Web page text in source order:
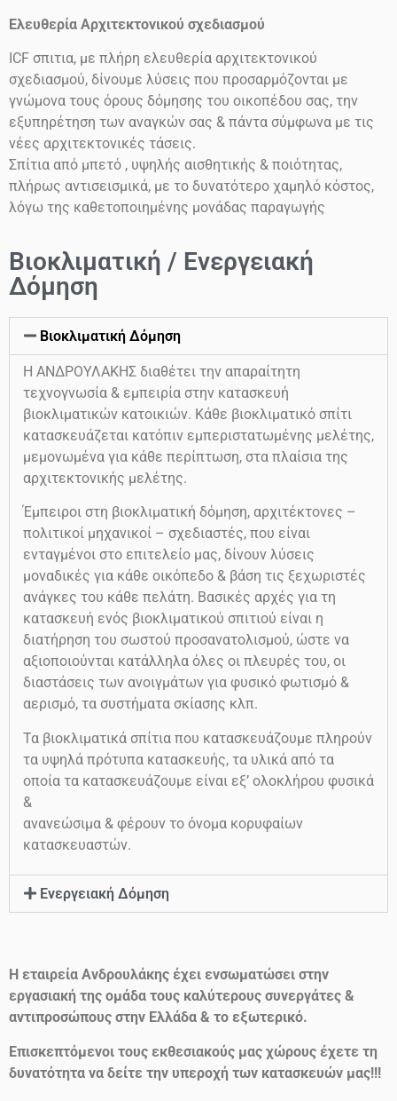
Ελευθερία Αρχιτεκτονικού σχεδιασμού
ICF σπιτια, με πλήρη ελευθερία αρχιτεκτονικού
σχεδιασμού, δίνουμε λύσεις που προσαρμόζονται με
γνώμονα τους όρους δόμησης του οικοπέδου σας, την
εξυπηρέτηση των αναγκών σας & πάντα σύμφωνα με τις
νέες αρχιτεκτονικές τάσεις.
Σπίτια από μπετό , υψηλής αισθητικής & ποιότητας,
πλήρως αντισεισμικά, με το δυνατότερο χαμηλό κόστος,
λόγω της καθετοποιημένης μονάδας παραγωγής
Βιοκλιματική / Ενεργειακή
Δόμηση
Βιοκλιματική Δόμηση
Η ΑΝΔΡΟΥΛΑΚΗΣ διαθέτει την απαραίτητη
τεχνογνωσία & εμπειρία στην κατασκευή
βιοκλιματικών κατοικιών. Κάθε βιοκλιματικό σπίτι
κατασκευάζεται κατόπιν εμπεριστατωμένης μελέτης,
μεμονωμένα για κάθε περίπτωση, στα πλαίσια της
αρχιτεκτονικής μελέτης.
Έμπειροι στη βιοκλιματική δόμηση, αρχιτέκτονες –
πολιτικοί μηχανικοί – σχεδιαστές, που είναι
ενταγμένοι στο επιτελείο μας, δίνουν λύσεις
μοναδικές για κάθε οικόπεδο & βάση τις ξεχωριστές
ανάγκες του κάθε πελάτη. Βασικές αρχές για τη
κατασκευή ενός βιοκλιματικού σπιτιού είναι η
διατήρηση του σωστού προσανατολισμού, ώστε να
αξιοποιούνται κατάλληλα όλες οι πλευρές του, οι
διαστάσεις των ανοιγμάτων για φυσικό φωτισμό &
αερισμό, τα συστήματα σκίασης κλπ.
Τα βιοκλιματικά σπίτια που κατασκευάζουμε πληρούν
τα υψηλά πρότυπα κατασκευής, τα υλικά από τα
οποία τα κατασκευάζουμε είναι εξ’ ολοκλήρου φυσικά
&
ανανεώσιμα & φέρουν το όνομα κορυφαίων
κατασκευαστών.
Ενεργειακή Δόμηση
Η εταιρεία Ανδρουλάκης έχει ενσωματώσει στην
εργασιακή της ομάδα τους καλύτερους συνεργάτες &
αντιπροσώπους στην Ελλάδα & το εξωτερικό.
Επισκεπτόμενοι τους εκθεσιακούς μας χώρους έχετε τη
δυνατότητα να δείτε την υπεροχή των κατασκευών μας!!!